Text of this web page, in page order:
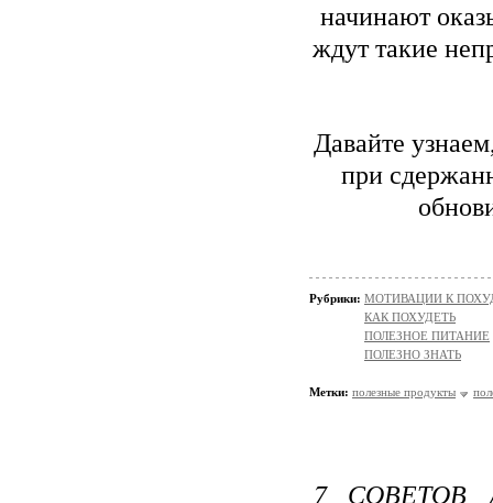
начинают
ждут такие
Давайте
при
Рубрики: МОТИВАЦИИ К
КАК ПОХУДЕТЬ
ПОЛЕЗНОЕ ПИТАНИЕ
ПОЛЕЗНО ЗНАТЬ
Метки: полезные продукты
7 СОВЕТОВ